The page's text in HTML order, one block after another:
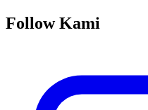
Follow Kami